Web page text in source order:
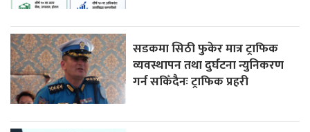
सडकमा सिठी फुकेर मात्र ट्राफिक
व्यवस्थापन तथा दुर्घटना न्युनिकरण
गर्न सकिँदैनः ट्राफिक प्रहरी